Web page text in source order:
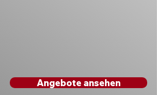
Angebote ansehen